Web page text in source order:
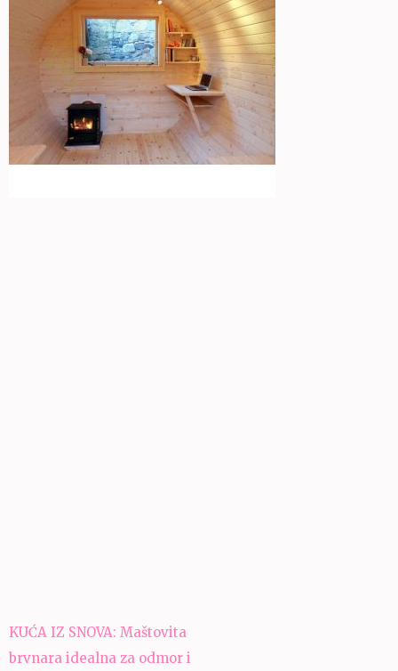
Navigacija
članaka
KUĆA IZ SNOVA: Maštovita
brvnara idealna za odmor i